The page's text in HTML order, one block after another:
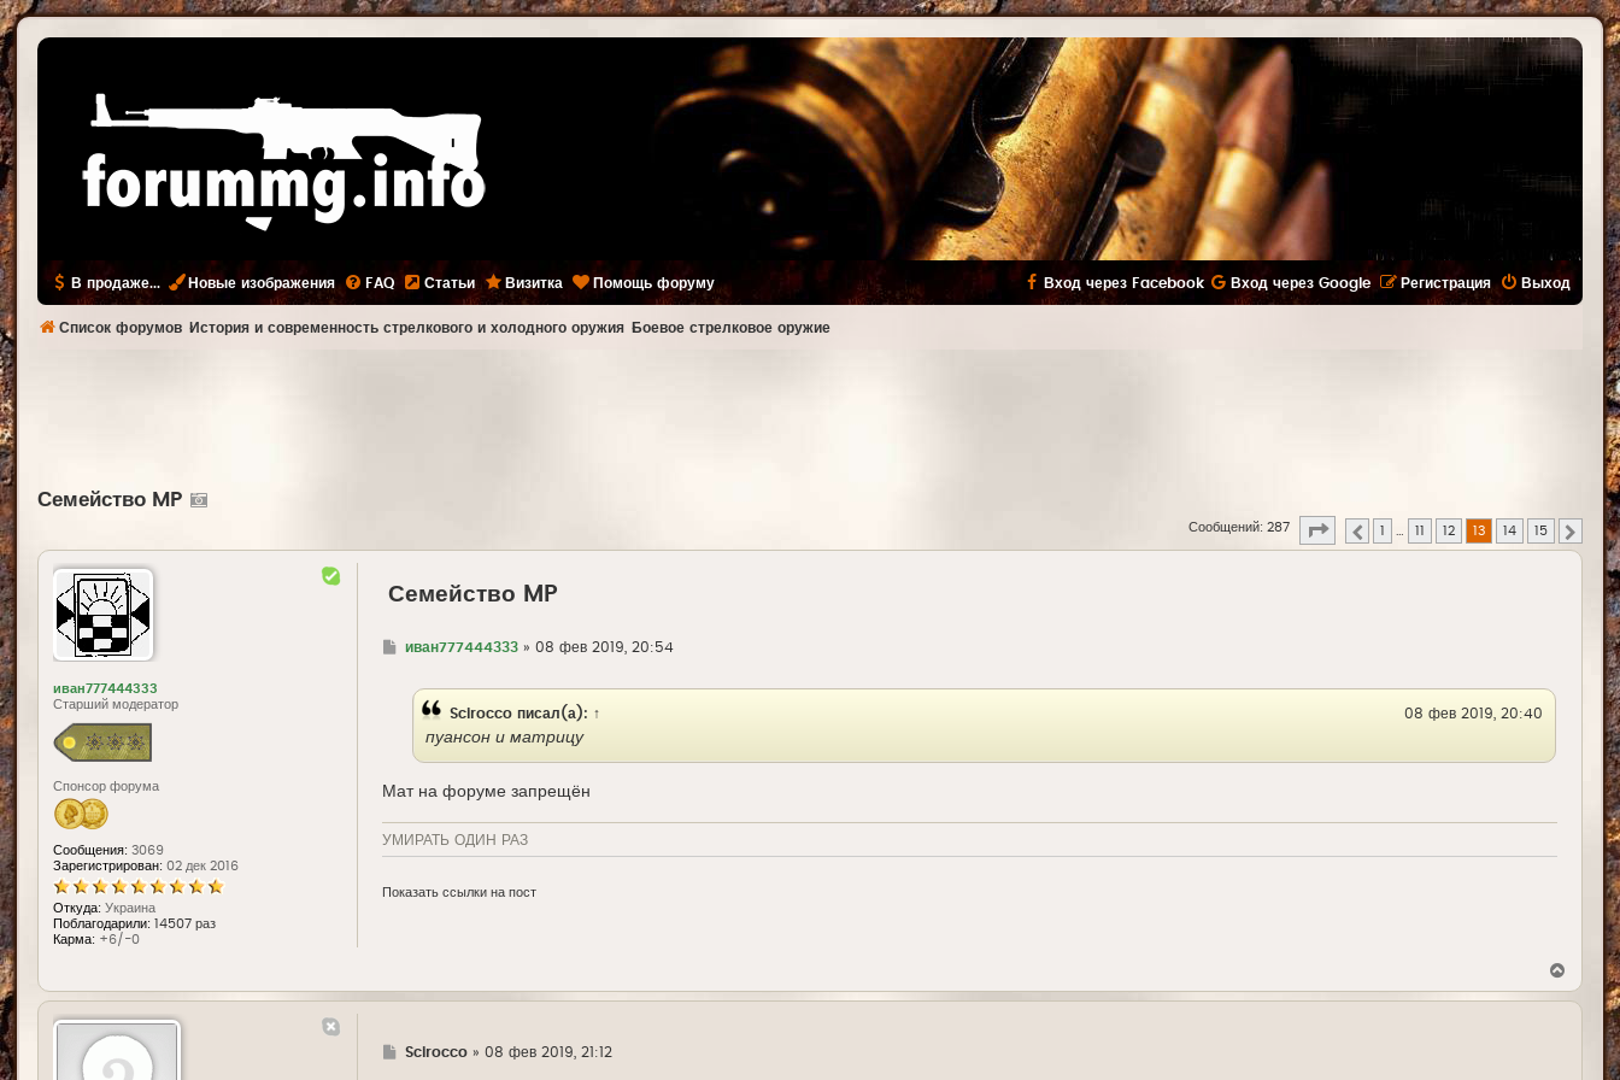
В продаже... Новые изображения FAQ Статьи Визитка Помощь форуму Выход
Регистрация
Вход через Facebook Вход через Google
Список форумов История и современность стрелкового и холодного оружия Боевое стрелковое оружие
Семейство MP
Сообщений: 287 Страница из 15
1 11 12 13 14 15 След.
иван777444333
Старший модератор
Спонсор форума
Сообщения: 3069
Зарегистрирован: 02 дек 2016
Откуда: Украина
Поблагодарили: 14507 раз
Карма: +6/-0
Семейство MP
Гиван777444333» 08 фев 2019, 20:54
Sciroccoписал(а): ↑ 08 фев 2019, 20:40
пуансон и матрицу
Мат на форуме запрещён
УМИРАТЬ ОДИН РАЗ
Показать ссылки на пост
р
ГScirocco» 08 фев 2019, 21:12